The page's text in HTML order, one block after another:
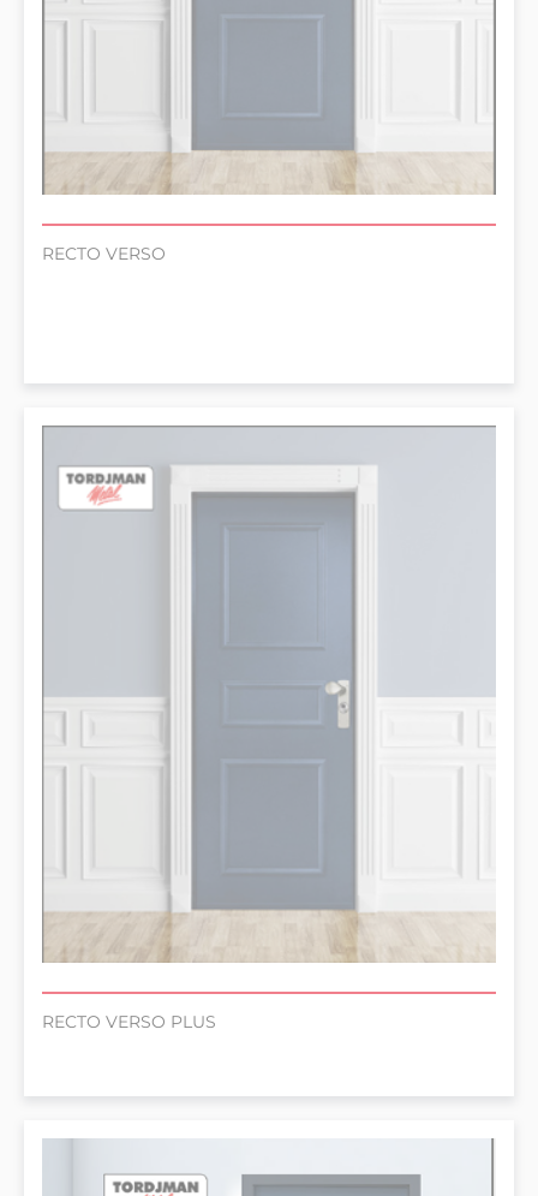
RECTO VERSO
RECTO VERSO PLUS